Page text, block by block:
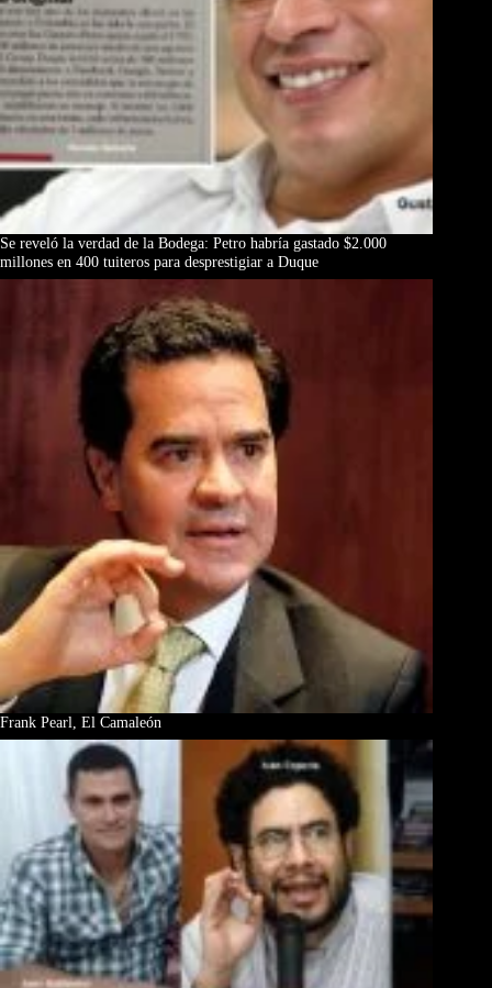
Se reveló la verdad de la Bodega: Petro habría gastado $2.000
millones en 400 tuiteros para desprestigiar a Duque
Frank Pearl, El Camaleón